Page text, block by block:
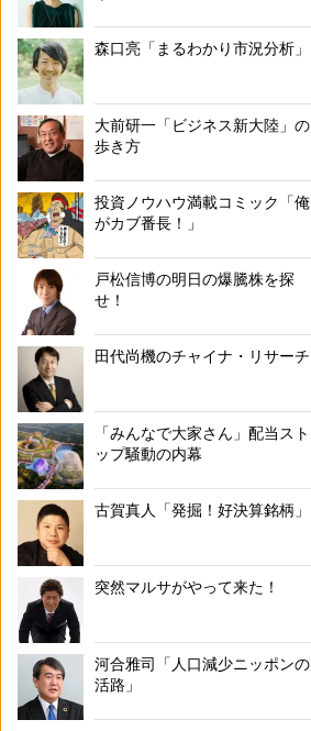
森口亮「まるわかり市況分析」
大前研一「ビジネス新大陸」の
歩き方
投資ノウハウ満載コミック「俺
がカブ番長！」
戸松信博の明日の爆騰株を探
せ！
田代尚機のチャイナ・リサーチ
「みんなで大家さん」配当スト
ップ騒動の内幕
古賀真人「発掘！好決算銘柄」
突然マルサがやって来た！
河合雅司「人口減少ニッポンの
活路」